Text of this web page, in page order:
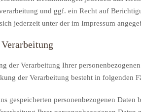
und ggf. ein Recht auf
jederzeit unter der im Impressum
der Verarbeitung Ihrer
der Verarbeitung besteht in folgenden
gespeicherten personenbezogenen